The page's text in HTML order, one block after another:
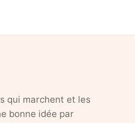
qui marchent et les
bonne idée par